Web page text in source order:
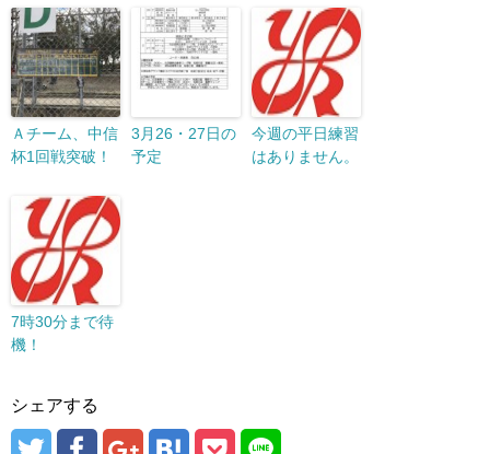
Ａチーム、中信
杯1回戦突破！
3月26・27日の
予定
今週の平日練習
はありません。
7時30分まで待
機！
シェアする